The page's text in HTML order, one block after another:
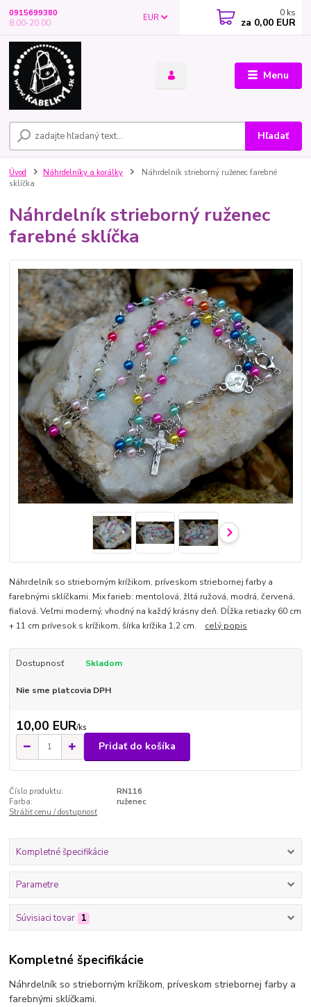
Menu
EUR
Hľadať
0915699380
8.00-20.00
0 ks
za 0,00 EUR
Úvod Náhrdelníky a korálky
Náhrdelník strieborný ruženec farebné
sklíčka
Náhrdelník strieborný ruženec
farebné sklíčka
Náhrdelník so strieborným krížikom, príveskom striebornej farby a
farebnými sklíčkami. Mix farieb: mentolová, žltá ružová, modrá, červená,
fialová. Veľmi moderný, vhodný na každý krásny deň. Dĺžka retiazky 60 cm
+ 11 cm prívesok s krížikom, šírka krížika 1,2 cm. celý popis
Dostupnosť Skladom
Nie sme platcovia DPH
10,00 EUR/ks
Pridať do košíka
Číslo produktu:
RN116
Farba:
ruženec
Strážiť cenu / dostupnosť
Kompletné špecifikácie
Parametre
Súvisiaci tovar 1
Kompletné špecifikácie
Náhrdelník so strieborným krížikom, príveskom striebornej farby a
farebnými sklíčkami.